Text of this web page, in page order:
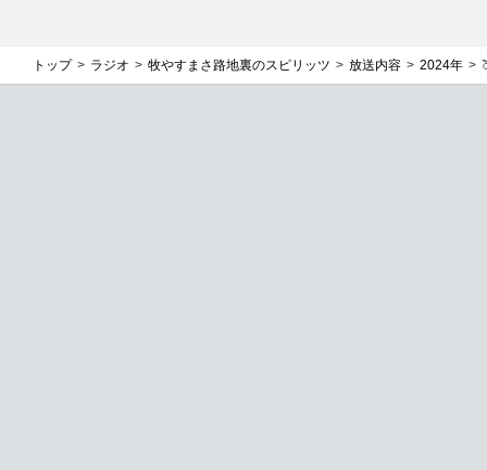
トップ ラジオ 牧やすまさ路地裏のスピリッツ 放送内容 2024年